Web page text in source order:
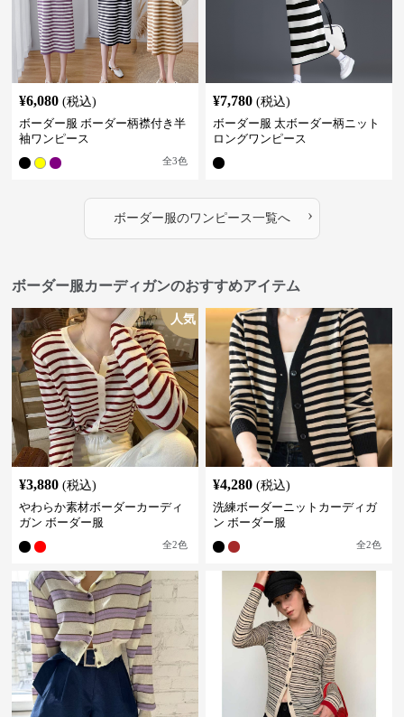
¥6,080 (税込)
ボーダー服 ボーダー柄襟付き半
袖ワンピース
全3色
¥7,780 (税込)
ボーダー服 太ボーダー柄ニット
ロングワンピース
ボーダー服のワンピース一覧へ ›
ボーダー服カーディガンのおすすめアイテム
人気
¥3,880 (税込)
やわらか素材ボーダーカーディ
ガン ボーダー服
全2色
¥4,280 (税込)
洗練ボーダーニットカーディガ
ン ボーダー服
全2色